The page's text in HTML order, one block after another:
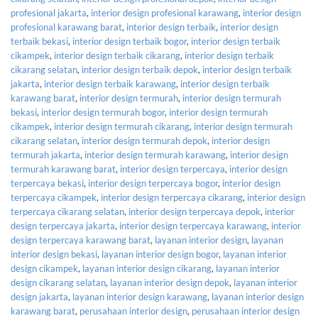
profesional jakarta, interior design profesional karawang, interior design
profesional karawang barat, interior design terbaik, interior design
terbaik bekasi, interior design terbaik bogor, interior design terbaik
cikampek, interior design terbaik cikarang, interior design terbaik
cikarang selatan, interior design terbaik depok, interior design terbaik
jakarta, interior design terbaik karawang, interior design terbaik
karawang barat, interior design termurah, interior design termurah
bekasi, interior design termurah bogor, interior design termurah
cikampek, interior design termurah cikarang, interior design termurah
cikarang selatan, interior design termurah depok, interior design
termurah jakarta, interior design termurah karawang, interior design
termurah karawang barat, interior design terpercaya, interior design
terpercaya bekasi, interior design terpercaya bogor, interior design
terpercaya cikampek, interior design terpercaya cikarang, interior design
terpercaya cikarang selatan, interior design terpercaya depok, interior
design terpercaya jakarta, interior design terpercaya karawang, interior
design terpercaya karawang barat, layanan interior design, layanan
interior design bekasi, layanan interior design bogor, layanan interior
design cikampek, layanan interior design cikarang, layanan interior
design cikarang selatan, layanan interior design depok, layanan interior
design jakarta, layanan interior design karawang, layanan interior design
karawang barat, perusahaan interior design, perusahaan interior design